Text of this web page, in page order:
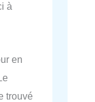
à
en
trouvé